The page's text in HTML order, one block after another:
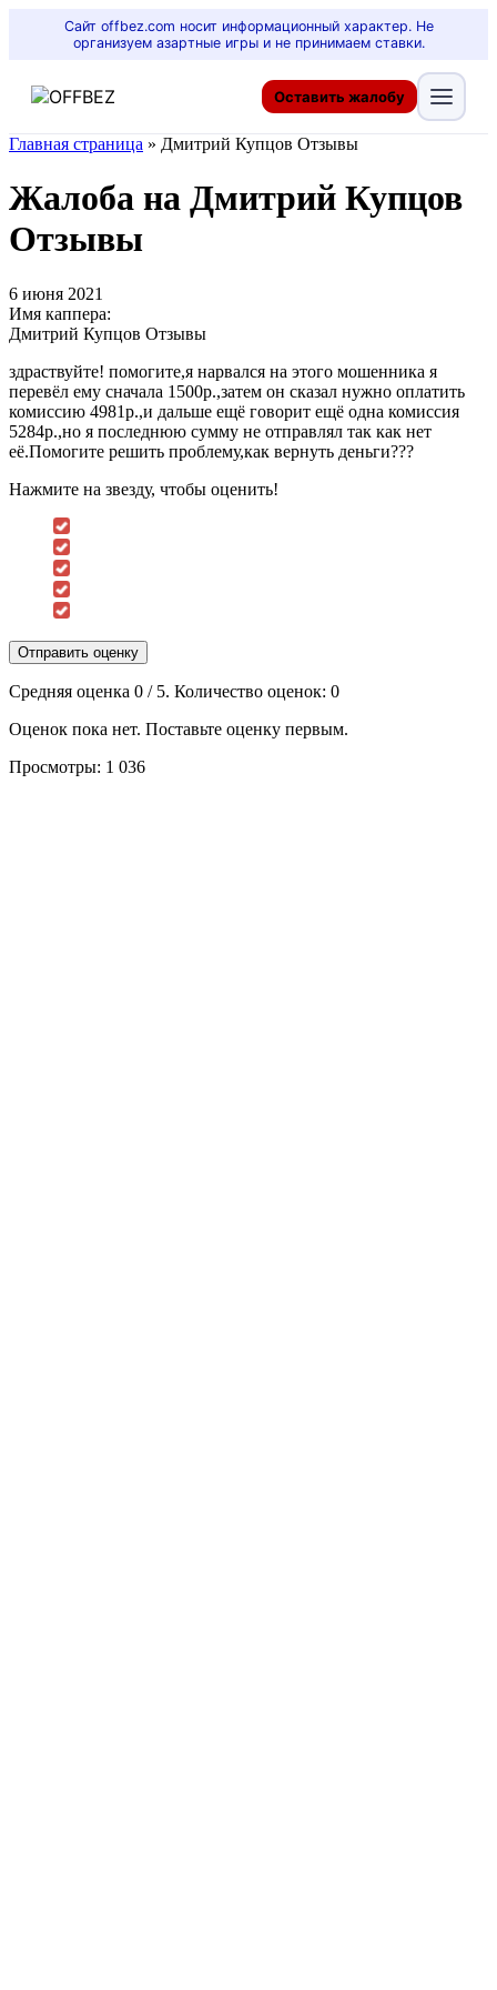
Сайт offbez.com носит информационный характер. Не
организуем азартные игры и не принимаем ставки.
Оставить жалобу
Главная страница » Дмитрий Купцов Отзывы
Жалоба на Дмитрий Купцов
Отзывы
6 июня 2021
Имя каппера:
Дмитрий Купцов Отзывы
здраствуйте! помогите,я нарвался на этого мошенника я
перевёл ему сначала 1500р.,затем он сказал нужно оплатить
комиссию 4981р.,и дальше ещё говорит ещё одна комиссия
5284р.,но я последнюю сумму не отправлял так как нет
её.Помогите решить проблему,как вернуть деньги???
Нажмите на звезду, чтобы оценить!
Отправить оценку
Средняя оценка 0 / 5. Количество оценок: 0
Оценок пока нет. Поставьте оценку первым.
Просмотры: 1 036